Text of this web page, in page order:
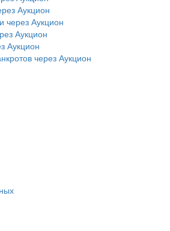
Аукцион
через Аукцион
Аукцион
Аукцион
через Аукцион